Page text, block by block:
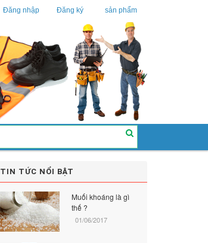
Đăng nhập Đăng ký sản phẩm
TIN TỨC NỔI BẬT
Muối khoáng là gì
thế ?
01/06/2017